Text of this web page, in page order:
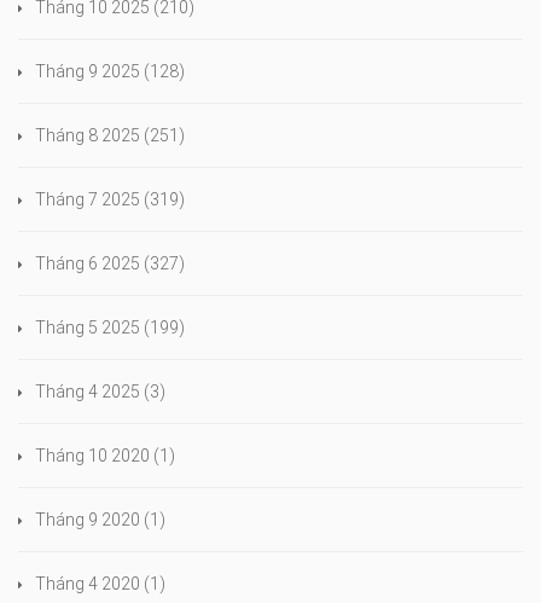
Tháng 10 2025 (210)
Tháng 9 2025 (128)
Tháng 8 2025 (251)
Tháng 7 2025 (319)
Tháng 6 2025 (327)
Tháng 5 2025 (199)
Tháng 4 2025 (3)
Tháng 10 2020 (1)
Tháng 9 2020 (1)
Tháng 4 2020 (1)